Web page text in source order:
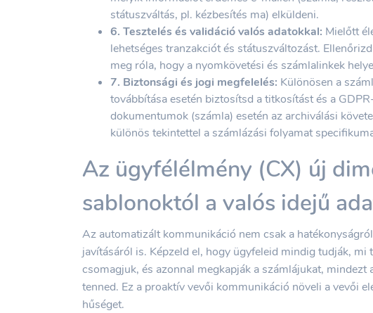
státuszváltás, pl. kézbesítés ma) elküldeni.
6. Tesztelés és validáció valós adatokkal: Mielőtt
lehetséges tranzakciót és státuszváltozást.
meg róla, hogy a nyomkövetési és számlalinkek
7. Biztonsági és jogi megfelelés: Különösen a
továbbítása esetén biztosítsd a titkosítást és a
dokumentumok (számla) esetén az archiválási
különös tekintettel a számlázási folyamat
Az ügyfélélmény (CX) új
sablonoktól a valós idejű
Az automatizált kommunikáció nem csak a
javításáról is. Képzeld el, hogy ügyfeleid mindig tudják,
csomagjuk, és azonnal megkapják a számlájukat,
tenned. Ez a proaktív vevői kommunikáció növeli a vevői
hűséget.